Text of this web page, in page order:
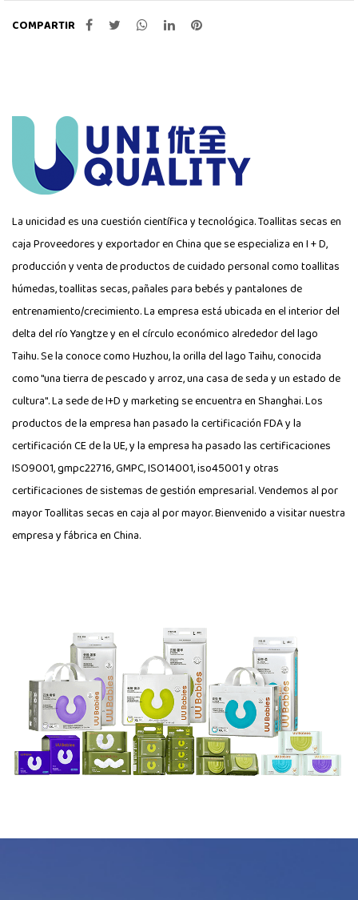
COMPARTIR
La unicidad es una cuestión científica y tecnológica.Toallitas secas en
caja Proveedoresy exportador en China que se especializa en I + D,
producción y venta de productos de cuidado personal como toallitas
húmedas, toallitas secas, pañales para bebés y pantalones de
entrenamiento/crecimiento. La empresa está ubicada en el interior del
delta del río Yangtze y en el círculo económico alrededor del lago
Taihu. Se la conoce como Huzhou, la orilla del lago Taihu, conocida
como "una tierra de pescado y arroz, una casa de seda y un estado de
cultura". La sede de I+D y marketing se encuentra en Shanghai. Los
productos de la empresa han pasado la certificación FDA y la
certificación CE de la UE, y la empresa ha pasado las certificaciones
ISO9001, gmpc22716, GMPC, ISO14001, iso45001 y otras
certificaciones de sistemas de gestión empresarial. Vendemos al por
mayor Toallitas secas en caja al por mayor. Bienvenido a visitar nuestra
empresa y fábrica en China.